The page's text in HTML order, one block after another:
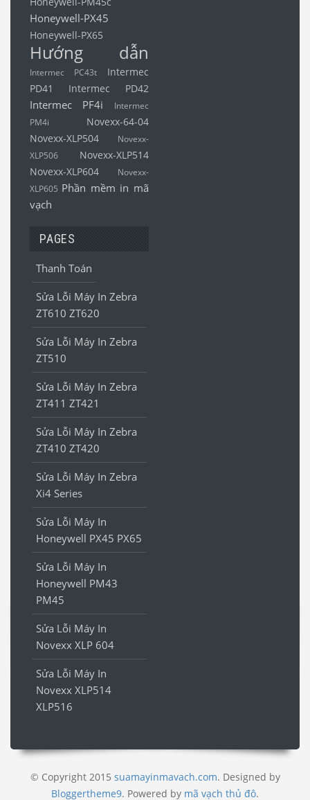
Honeywell-PX45
Honeywell-PX65
Hướng dẫn
Intermec PC43t
Intermec
PD41
Intermec PD42
Intermec PF4i
Intermec
PM4i
Novexx-64-04
Novexx-XLP504
Novexx-
XLP506
Novexx-XLP514
Novexx-XLP604
Novexx-
XLP605 Phần mềm in mã
vạch
PAGES
Thanh Toán
Sửa Lỗi Máy In Zebra
ZT610 ZT620
Sửa Lỗi Máy In Zebra
ZT510
Sửa Lỗi Máy In Zebra
ZT411 ZT421
Sửa Lỗi Máy In Zebra
ZT410 ZT420
Sửa Lỗi Máy In Zebra
Xi4 Series
Sửa Lỗi Máy In
Honeywell PX45 PX65
Sửa Lỗi Máy In
Honeywell PM43
PM45
Sửa Lỗi Máy In
Novexx XLP 604
Sửa Lỗi Máy In
Novexx XLP514
XLP516
© Copyright 2015 suamayinmavach.com. Designed by
Bloggertheme9. Powered by mã vạch thủ đô.